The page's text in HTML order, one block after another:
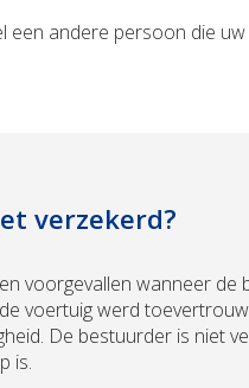
andere persoon die
verzekerd?
voorgevallen wanneer
voertuig werd
De bestuurder is niet
is.